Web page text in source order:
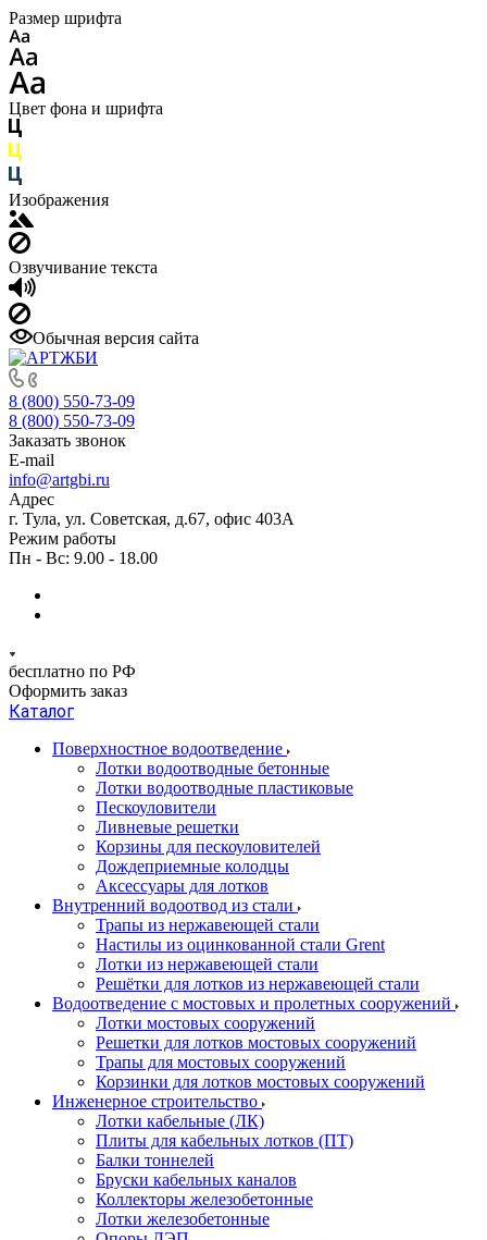
Размер шрифта
Цвет фона и шрифта
Изображения
Озвучивание текста
Обычная версия сайта
8 (800) 550-73-09
8 (800) 550-73-09
Заказать звонок
E-mail
info@artgbi.ru
Адрес
г. Тула, ул. Советская, д.67, офис 403А
Режим работы
Пн - Вс: 9.00 - 18.00
бесплатно по РФ
Оформить заказ
Каталог
Поверхностное водоотведение
Лотки водоотводные бетонные
Лотки водоотводные пластиковые
Пескоуловители
Ливневые решетки
Корзины для пескоуловителей
Дождеприемные колодцы
Аксессуары для лотков
Внутренний водоотвод из стали
Трапы из нержавеющей стали
Настилы из оцинкованной стали Grent
Лотки из нержавеющей стали
Решётки для лотков из нержавеющей стали
Водоотведение с мостовых и пролетных сооружений
Лотки мостовых сооружений
Решетки для лотков мостовых сооружений
Трапы для мостовых сооружений
Корзинки для лотков мостовых сооружений
Инженерное строительство
Лотки кабельные (ЛК)
Плиты для кабельных лотков (ПТ)
Балки тоннелей
Бруски кабельных каналов
Коллекторы железобетонные
Лотки железобетонные